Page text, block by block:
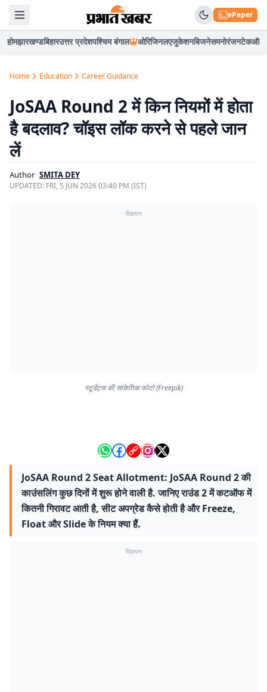
ePaper
होमझारखण्डबिहारउत्तर प्रदेशपश्चिम बंगाल ओरिजिनलएजुकेशनबिजनेसमनोरंजनटेकऑटो
Home Education Career Guidance
JoSAA Round 2 में किन नियमों में होता
है बदलाव? चॉइस लॉक करने से पहले जान
लें
Author SMITA DEY
UPDATED: FRI, 5 JUN 2026 03:40 PM (IST)
विज्ञापन
स्टूडेंट्स की सांकेतिक फोटो (Freepik)
JoSAA Round 2 Seat Allotment: JoSAA Round 2 की
काउंसलिंग कुछ दिनों में शुरू होने वाली है. जानिए राउंड 2 में कटऑफ में
कितनी गिरावट आती है, सीट अपग्रेड कैसे होती है और Freeze,
Float और Slide के नियम क्या हैं.
विज्ञापन